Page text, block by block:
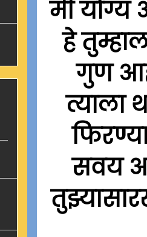
मी
हे
गुण
त्याला
सवय